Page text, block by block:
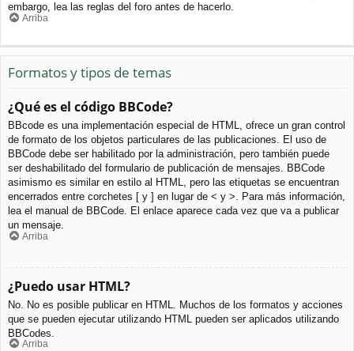
embargo, lea las reglas del foro antes de hacerlo.
Arriba
Formatos y tipos de temas
¿Qué es el código BBCode?
BBcode es una implementación especial de HTML, ofrece un gran control
de formato de los objetos particulares de las publicaciones. El uso de
BBCode debe ser habilitado por la administración, pero también puede
ser deshabilitado del formulario de publicación de mensajes. BBCode
asimismo es similar en estilo al HTML, pero las etiquetas se encuentran
encerrados entre corchetes [ y ] en lugar de < y >. Para más información,
lea el manual de BBCode. El enlace aparece cada vez que va a publicar
un mensaje.
Arriba
¿Puedo usar HTML?
No. No es posible publicar en HTML. Muchos de los formatos y acciones
que se pueden ejecutar utilizando HTML pueden ser aplicados utilizando
BBCodes.
Arriba